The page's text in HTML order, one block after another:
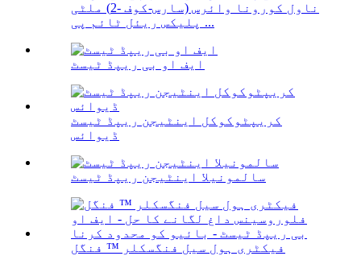
ناول کورونا وائرس (سارس-کوف -2) ملٹی
پلیکس ریئل ٹائم پی ...
ایف او بی ریپڈ ٹیسٹ
کریپٹوکوکل اینٹیجن ریپڈ ٹیسٹ
ڈیوائس
سالمونیلا اینٹیجن ریپڈ ٹیسٹ
فیکٹری ہول سیل فنگسکلر ™ فنگل